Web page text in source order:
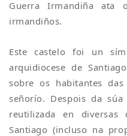
Guerra Irmandiña ata
irmandiños.
Este castelo foi un
arquidiocese de
sobre os habitantes
señorío. Despois da
reutilizada en diversas
Santiago (incluso na